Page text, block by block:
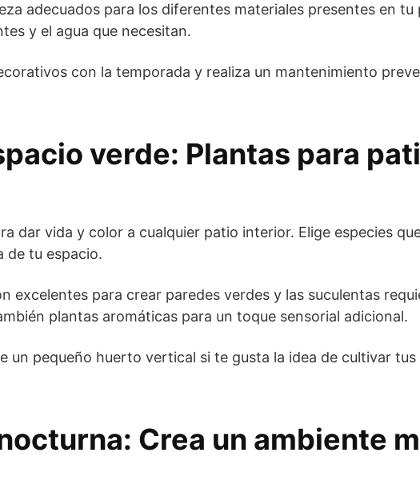
adecuados para los diferentes materiales presentes en
y el agua que necesitan.
con la temporada y realiza un mantenimiento
verde: Plantas para
dar vida y color a cualquier patio interior. Elige especies
de tu espacio.
excelentes para crear paredes verdes y las suculentas
plantas aromáticas para un toque sensorial adicional.
un pequeño huerto vertical si te gusta la idea de cultivar
Crea un ambiente